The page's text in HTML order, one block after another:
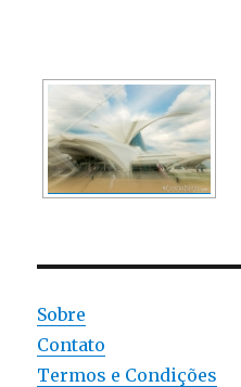
Sobre
Contato
Termos e Condições